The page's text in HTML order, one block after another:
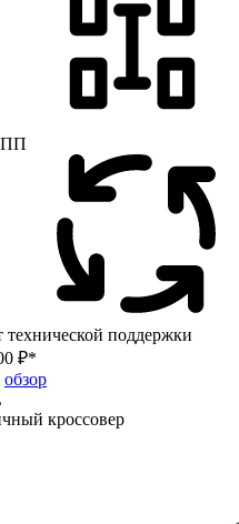
технической поддержки
₽*
обзор
кроссовер